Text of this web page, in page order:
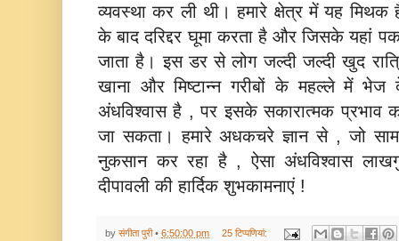
व्‍यवस्‍था कर ली थी। हमारे क्षेत्र में यह मिथक
के बाद दरिद्दर घूमा करता है और जिसके यहां
जाता है। इस डर से लोग जल्‍दी जल्‍दी खुद
खाना और मिष्‍टान्‍न गरीबों के महल्‍ले में
अंधविश्‍वास है , पर इसके सकारात्‍मक प्रभाव
जा सकता। हमारे अधकचरे ज्ञान से , जो
नुकसान कर रहा है , ऐसा अंधविश्‍वास
दीपावली की हार्दिक शुभकामनाएं !
by संगीता पुरी• 6:50:00 pm 25 टिप्‍पणियां: